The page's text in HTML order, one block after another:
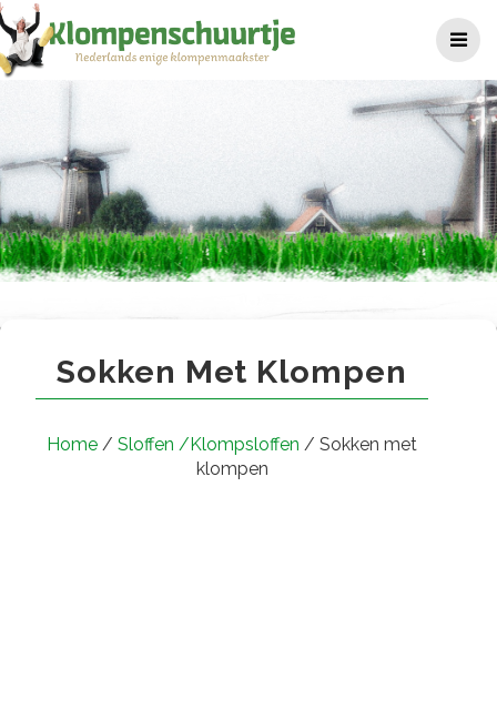
naar
de
Sokken met klompen
Sokken Met Klompen
Home / Sloffen /Klompsloffen / Sokken met
klompen